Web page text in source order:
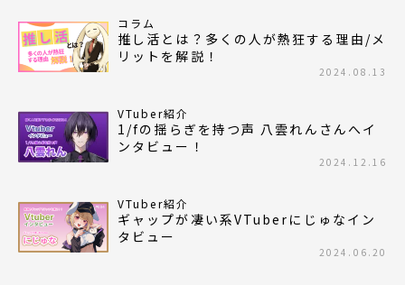
コラム
推し活とは？多くの人が熱狂する理由/メ
リットを解説！
2024.08.13
VTuber紹介
1/fの揺らぎを持つ声 八雲れんさんへイ
ンタビュー！
2024.12.16
VTuber紹介
ギャップが凄い系VTuberにじゅなイン
タビュー
2024.06.20